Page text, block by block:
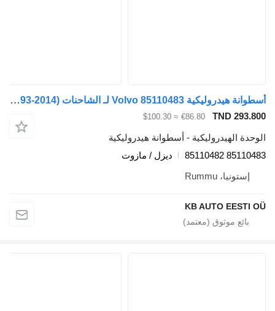
أسطوانة هيدروليكية Volvo 85110483 لـ الشاحنات Volvo FH12, FH16, NH12, FH, VNL780 (1993-2014)
TND 293.800
€86.80
≈ $100.30
الوحدة الهيدروليكية - أسطوانة هيدروليكية
85110483 85110482
ديزل / مازوت
إستونيا، Rummu
KB AUTO EESTI OÜ